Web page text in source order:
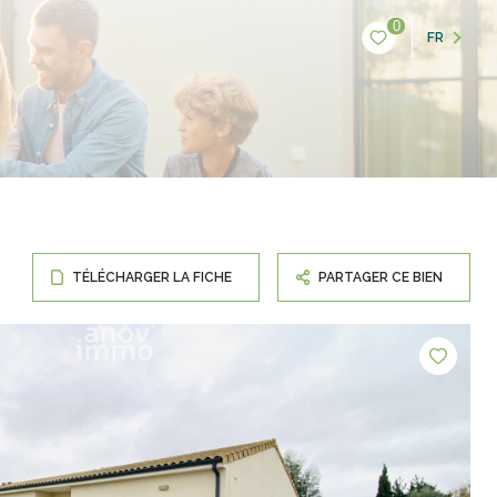
0
FR
TÉLÉCHARGER LA FICHE PARTAGER CE BIEN